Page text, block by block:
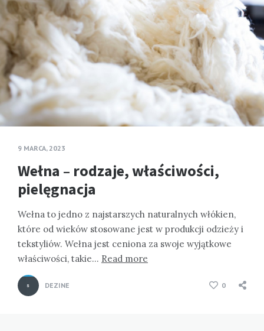
9 MARCA, 2023
Wełna – rodzaje, właściwości,
pielęgnacja
Wełna to jedno z najstarszych naturalnych włókien,
które od wieków stosowane jest w produkcji odzieży i
tekstyliów. Wełna jest ceniona za swoje wyjątkowe
właściwości, takie… Read more
DEZINE 0